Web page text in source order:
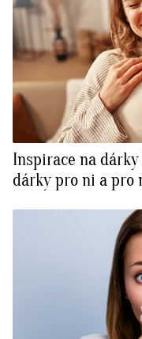
Inspirace na
dárky pro ni a pro